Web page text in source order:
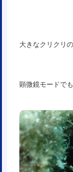
大きなクリクリ
顕微鏡モードで